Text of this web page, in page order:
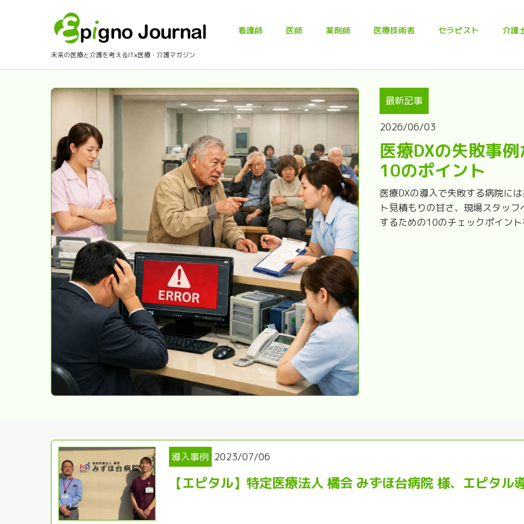
未来の医療と介護を考えるIT×医療・介護マガジン
看護師 医師 薬剤師 医療技術者 セラピスト 介護
最新記事
2026/06/03
医療DXの失敗事
10のポイント
医療DXの導入で失敗する病院に
ト見積もりの甘さ、現場スタッ
するための10のチェックポイント
導入事例 2023/07/06
【エピタル】特定医療法人 橘会 みずほ台病院 様、エピタル